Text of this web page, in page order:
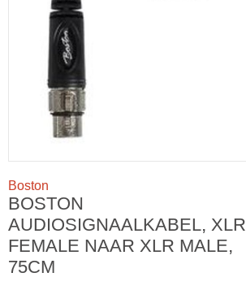
Boston
BOSTON
AUDIOSIGNAALKABEL, XLR
FEMALE NAAR XLR MALE,
75CM